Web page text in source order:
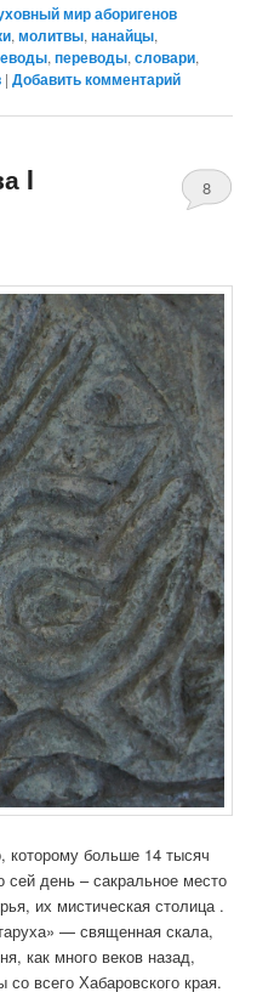
мир аборигенов
,молитвы,нанайцы,
,переводы,словари,
|Добавить комментарий
I 8
которому больше 14 тысяч
сей день – сакральное место
их мистическая столица .
— священная скала,
как много веков назад,
всего Хабаровского края.